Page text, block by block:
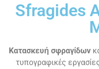
Sfragides
Κατασκευή σφραγίδων
τυπογραφικές